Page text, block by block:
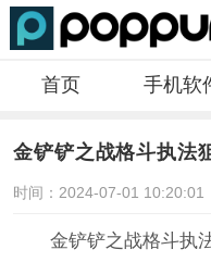
首页 手机软
金铲铲之战格斗执法
时间：2024-07-01 10:20:01
金铲铲之战格斗执法